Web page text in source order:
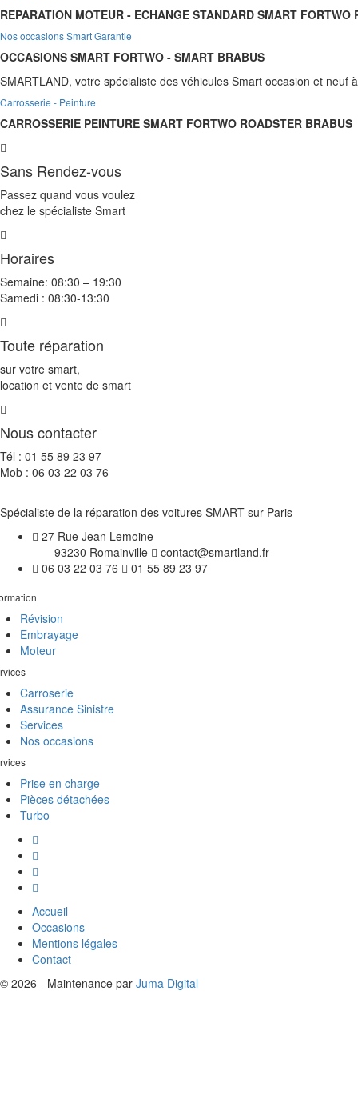
REPARATION MOTEUR - ECHANGE STANDARD SMART FORTWO
Nos occasions Smart Garantie
OCCASIONS SMART FORTWO - SMART BRABUS
SMARTLAND, votre spécialiste des véhicules Smart occasion et neuf
Carrosserie - Peinture
CARROSSERIE PEINTURE SMART FORTWO ROADSTER BRABUS
Bottom Sidebar
Sans Rendez-vous
Passez quand vous voulez
chez le spécialiste Smart
Horaires
Semaine: 08:30 – 19:30
Samedi : 08:30-13:30
Toute réparation
sur votre smart,
location et vente de smart
Nous contacter
Tél : 01 55 89 23 97
Mob : 06 03 22 03 76
Spécialiste de la réparation des voitures SMART sur Paris
27 Rue Jean Lemoine
93230 Romainville
contact@smartland.fr
06 03 22 03 76
01 55 89 23 97
Révision
Embrayage
Moteur
Carroserie
Assurance Sinistre
Services
Nos occasions
Prise en charge
Pièces détachées
Turbo
Accueil
Occasions
Mentions légales
Contact
© 2026 - Maintenance par Juma Digital